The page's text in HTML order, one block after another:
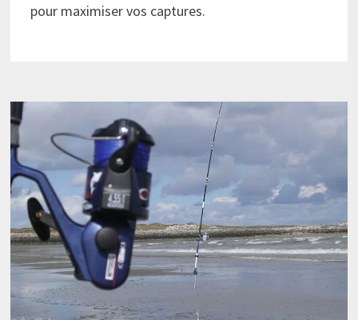
pour maximiser vos captures.